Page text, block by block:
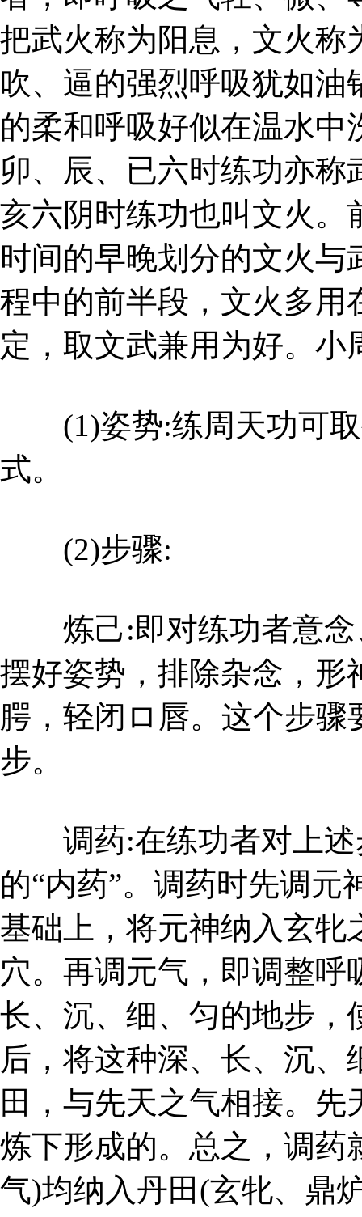
把武火称为阳息，文火称
吹、逼的强烈呼吸犹如
的柔和呼吸好似在温水
卯、辰、已六时练功亦
亥六阴时练功也叫文火。
时间的早晚划分的文火
程中的前半段，文火多用
定，取文武兼用为好。小
(1)姿势:练周天功可取
式。
(2)步骤:
炼己:即对练功者意念
摆好姿势，排除杂念，形
腭，轻闭ロ唇。这个步
步。
调药:在练功者对上述
的“内药”。调药时先调
基础上，将元神纳入玄牝
穴。再调元气，即调整
长、沉、细、匀的地步，
后，将这种深、长、沉
田，与先天之气相接。
炼下形成的。总之，调药
气)均纳入丹田(玄牝、鼎